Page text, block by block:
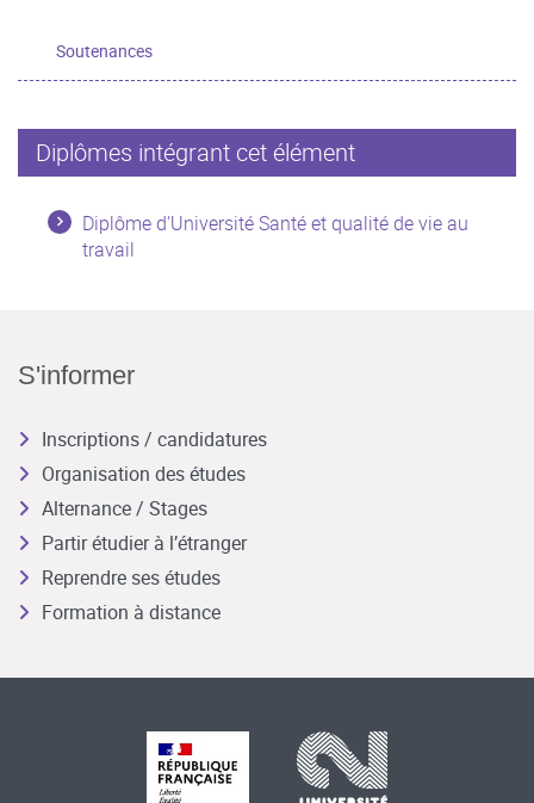
Soutenances
Diplômes intégrant cet élément
Diplôme d'Université Santé et qualité de vie au
travail
S'informer
Inscriptions / candidatures
Organisation des études
Alternance / Stages
Partir étudier à l’étranger
Reprendre ses études
Formation à distance